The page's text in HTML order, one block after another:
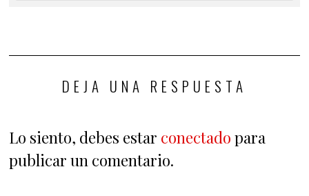
DEJA UNA RESPUESTA
Lo siento, debes estar conectado para
publicar un comentario.